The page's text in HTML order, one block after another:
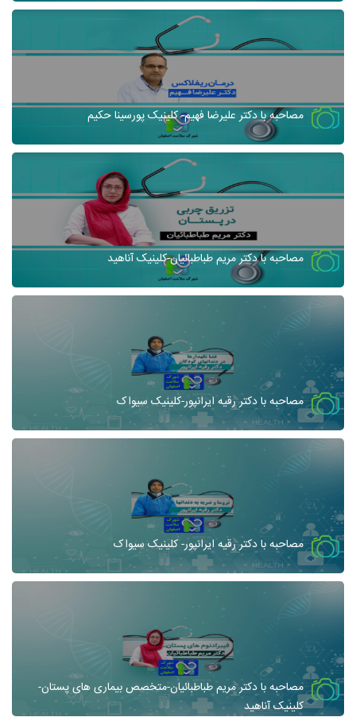
مصاحبه با دکتر علیرضا فهیم- کلینیک پورسینا حکیم
مصاحبه با دکتر مریم طباطبائیان-کلینیک آناهید
مصاحبه با دکتر رقیه ایرانپور-کلینیک سیواک
مصاحبه با دکتر رقیه ایرانپور- کلینیک سیواک
مصاحبه با دکتر مریم طباطبائیان-متخصص بیماری های پستان-
کلینیک آناهید